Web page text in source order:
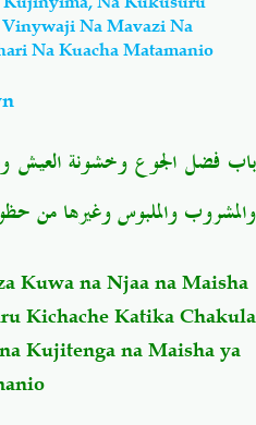
Bid-'ah (Uzushi)
Raqaaiq
Maswali-Majibu
Na Mavazi Na
Na Kuacha Matamanio
باب فضل الجوع وخشونة العيش
والمشروب والملبوسوغيرها من
Kuwa na Njaa na Maisha
Kichache Katika Chakula
Kujitenga na Maisha ya